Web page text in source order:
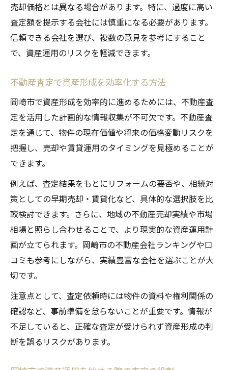
売却価格とは異なる場合があります。特に、過度に高い
査定額を提示する会社には慎重になる必要があります。
信頼できる会社を選び、複数の意見を参考にすること
で、資産運用のリスクを軽減できます。
不動産査定で資産形成を効率化する方法
岡崎市で資産形成を効率的に進めるためには、不動産査
定を活用した計画的な情報収集が不可欠です。不動産査
定を通じて、物件の現在価値や将来の価格変動リスクを
把握し、売却や賃貸運用のタイミングを見極めることが
できます。
例えば、査定結果をもとにリフォームの要否や、相続対
策としての早期売却・賃貸化など、具体的な選択肢を比
較検討できます。さらに、地域の不動産売却実績や市場
相場と照らし合わせることで、より現実的な資産運用計
画が立てられます。岡崎市の不動産会社ランキングや口
コミも参考にしながら、実績豊富な会社を選ぶことが大
切です。
注意点として、査定依頼時には物件の資料や権利関係の
確認など、事前準備を怠らないことが重要です。情報が
不足していると、正確な査定が受けられず資産形成の判
断を誤るリスクがあります。